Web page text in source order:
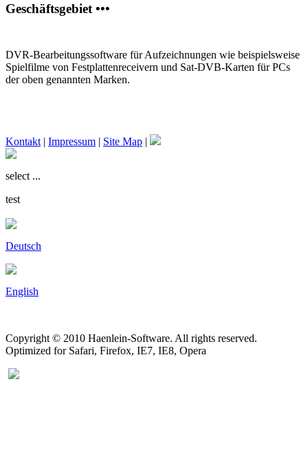
Geschäftsgebiet •••
DVR-Bearbeitungssoftware für Aufzeichnungen wie beispielsweise
Spielfilme von Festplattenreceivern und Sat-DVB-Karten für PCs
der oben genannten Marken.
Kontakt | Impressum | Site Map |
select ...
test
Deutsch
English
Copyright © 2010 Haenlein-Software. All rights reserved.
Optimized for Safari, Firefox, IE7, IE8, Opera